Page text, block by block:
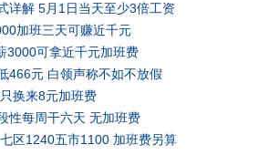
详解 5月1日当天至少3倍工资
加班三天可赚近千元
3000可拿近千元加班费
466元 白领声称不如不放假
换来8元加班费
性每周干六天 无加班费
区1240五市1100 加班费另算